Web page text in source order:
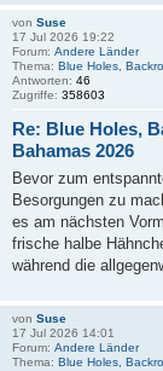
von Suse
17 Jul 2026 19:22
Forum: Andere Länder
Thema: Blue Holes,
Antworten: 46
Zugriffe: 358603
Re: Blue Holes,
Bahamas 2026
Bevor zum
Besorgungen zu
es am nächsten
frische halbe
während die
von Suse
17 Jul 2026 14:01
Forum: Andere Länder
Thema: Blue Holes,